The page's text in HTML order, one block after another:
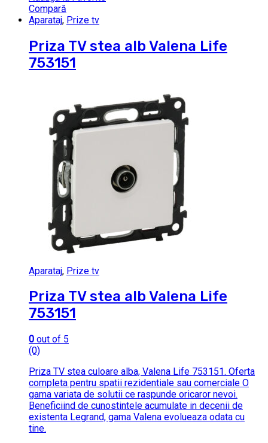
Compară
Aparataj, Prize tv
Priza TV stea alb Valena Life
753151
Aparataj, Prize tv
Priza TV stea alb Valena Life
753151
0 out of 5
(0)
Priza TV stea culoare alba, Valena Life 753151. Oferta
completa pentru spatii rezidentiale sau comerciale O
gama variata de solutii ce raspunde oricaror nevoi.
Beneficiind de cunostintele acumulate in decenii de
existenta Legrand, gama Valena evolueaza odata cu
tine.